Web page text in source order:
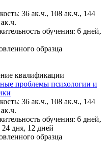
36 ак.ч., 108 ак.ч., 144
обучения: 6 дней,
образца
квалификации
проблемы психологии и
36 ак.ч., 108 ак.ч., 144
обучения: 6 дней,
24 дня, 12 дней
образца